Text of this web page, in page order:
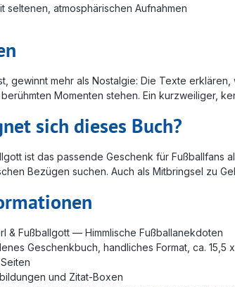
seltenen, atmosphärischen Aufnahmen
gewinnt mehr als Nostalgie: Die Texte
Momenten stehen. Ein kurzweiliger,
sich dieses Buch?
ist das passende Geschenk für Fußballfans
Bezügen suchen. Auch als Mitbringsel zu
& Fußballgott — Himmlische Fußballanekdoten
Geschenkbuch, handliches Format, ca. 15,5
und Zitat‑Boxen